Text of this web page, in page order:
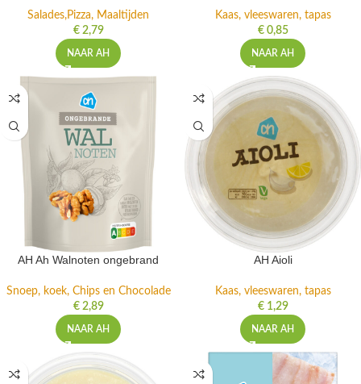
Salades,Pizza, Maaltijden
€2,79
NAAR AH
Kaas, vleeswaren, tapas
€0,85
NAAR AH
AH Ah Walnoten ongebrand
Snoep, koek, Chips en Chocolade
€2,89
NAAR AH
AH Aioli
Kaas, vleeswaren, tapas
€1,29
NAAR AH